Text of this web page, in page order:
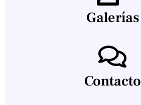
Galerías
Contacto